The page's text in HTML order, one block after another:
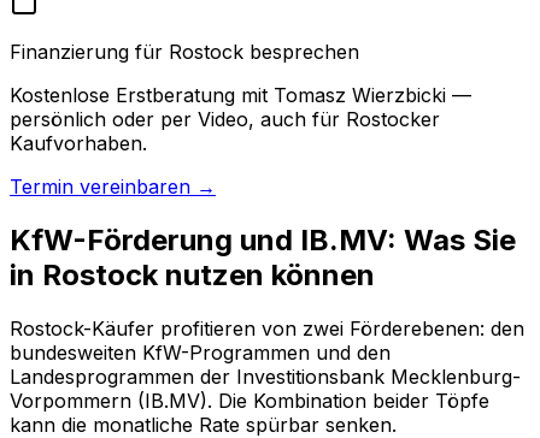
Finanzierung für Rostock besprechen
Kostenlose Erstberatung mit Tomasz Wierzbicki —
persönlich oder per Video, auch für Rostocker
Kaufvorhaben.
Termin vereinbaren →
KfW-Förderung und IB.MV: Was Sie
in Rostock nutzen können
Rostock-Käufer profitieren von zwei Förderebenen: den
bundesweiten KfW-Programmen und den
Landesprogrammen der Investitionsbank Mecklenburg-
Vorpommern (IB.MV). Die Kombination beider Töpfe
kann die monatliche Rate spürbar senken.